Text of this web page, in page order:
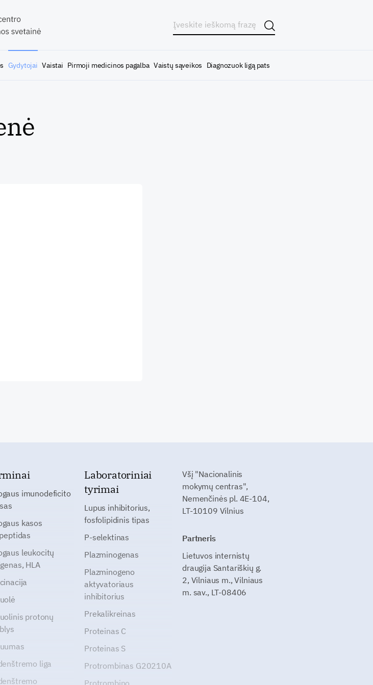
Gydytojai Vaistai Pirmoji medicinos pagalba Vaistų sąveikos Diagnozuok ligą pats
imunodeficito
kasos
leukocitų
HLA
protonų
liga
Laboratoriniai
tyrimai
Lupus inhibitorius,
fosfolipidinis tipas
P-selektinas
Plazminogenas
Plazminogeno
aktyvatoriaus
inhibitorius
Prekalikreinas
Proteinas C
Proteinas S
Protrombinas G20210A
Protrombino
Všį "Nacionalinis
mokymų centras",
Nemenčinės pl. 4E-104,
LT-10109 Vilnius
Partneris
Lietuvos internistų
draugija Santariškių g.
2, Vilniaus m., Vilniaus
m. sav., LT-08406